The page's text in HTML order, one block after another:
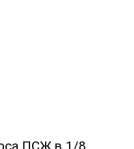
ПСЖ в 1/8